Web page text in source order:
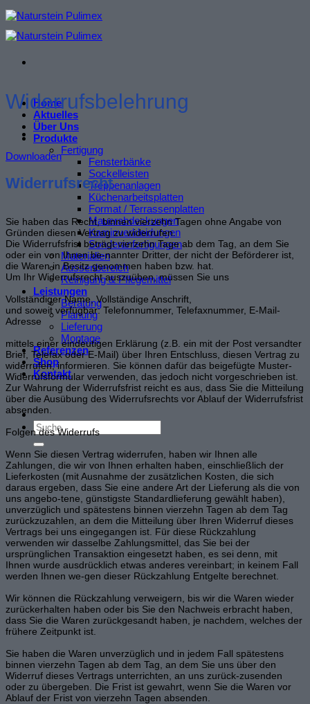
Zum
Inhalt
springen
Home
Aktuelles
Über Uns
Produkte
Fertigung
Fensterbänke
Sockelleisten
Treppenanlagen
Küchenarbeitsplatten
Format / Terrassenplatten
Mauerabdeckungen
Kaminverkleidungen
Sonderanfertigungen
Materialien
Aussenbereich
Reinigung & Pflegemittel
Leistungen
Beratung
Planung
Lieferung
Montage
Referenzen
Shop
Kontakt
Widerrufsbelehrung
Downloaden
Widerrufsrecht
Sie haben das Recht, binnen vierzehn Tagen ohne Angabe von
Gründen diesen Vertrag zu widerrufen.
Die Widerrufsfrist beträgt vierzehn Tage ab dem Tag, an dem Sie
oder ein von Ihnen be-nannter Dritter, der nicht der Beförderer ist,
die Waren in Besitz genommen haben bzw. hat.
Um Ihr Widerrufsrecht auszuüben, müssen Sie uns
Vollständiger Name, Vollständige Anschrift,
und soweit verfügbar: Telefonnummer, Telefaxnummer, E-Mail-
Adresse
mittels einer eindeutigen Erklärung (z.B. ein mit der Post versandter
Brief, Telefax oder E-Mail) über Ihren Entschluss, diesen Vertrag zu
widerrufen, informieren. Sie können dafür das beigefügte Muster-
Widerrufsformular verwenden, das jedoch nicht vorgeschrieben ist.
Zur Wahrung der Widerrufsfrist reicht es aus, dass Sie die Mitteilung
über die Ausübung des Widerrufsrechts vor Ablauf der Widerrufsfrist
absenden.
Folgen des Widerrufs
Wenn Sie diesen Vertrag widerrufen, haben wir Ihnen alle
Zahlungen, die wir von Ihnen erhalten haben, einschließlich der
Lieferkosten (mit Ausnahme der zusätzlichen Kosten, die sich
daraus ergeben, dass Sie eine andere Art der Lieferung als die von
uns angebo-tene, günstigste Standardlieferung gewählt haben),
unverzüglich und spätestens binnen vierzehn Tagen ab dem Tag
zurückzuzahlen, an dem die Mitteilung über Ihren Widerruf dieses
Vertrags bei uns eingegangen ist. Für diese Rückzahlung
verwenden wir dasselbe Zahlungsmittel, das Sie bei der
ursprünglichen Transaktion eingesetzt haben, es sei denn, mit
Ihnen wurde ausdrücklich etwas anderes vereinbart; in keinem Fall
werden Ihnen we-gen dieser Rückzahlung Entgelte berechnet.
Wir können die Rückzahlung verweigern, bis wir die Waren wieder
zurückerhalten haben oder bis Sie den Nachweis erbracht haben,
dass Sie die Waren zurückgesandt haben, je nachdem, welches der
frühere Zeitpunkt ist.
Sie haben die Waren unverzüglich und in jedem Fall spätestens
binnen vierzehn Tagen ab dem Tag, an dem Sie uns über den
Widerruf dieses Vertrags unterrichten, an uns zurück-zusenden
oder zu übergeben. Die Frist ist gewahrt, wenn Sie die Waren vor
Ablauf der Frist von vierzehn Tagen absenden.